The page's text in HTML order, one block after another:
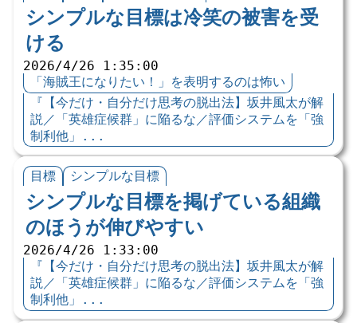
シンプルな目標は冷笑の被害を受
ける
2026/4/26 1:35:00
「海賊王になりたい！」を表明するのは怖い
『【今だけ・自分だけ思考の脱出法】坂井風太が解
説／「英雄症候群」に陥るな／評価システムを「強
制利他」...
目標 シンプルな目標
シンプルな目標を掲げている組織
のほうが伸びやすい
2026/4/26 1:33:00
『【今だけ・自分だけ思考の脱出法】坂井風太が解
説／「英雄症候群」に陥るな／評価システムを「強
制利他」...